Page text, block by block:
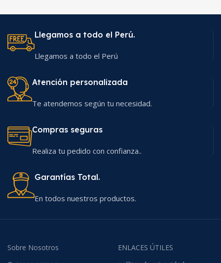
Llegamos a todo el Perú.
Llegamos a todo el Perú
Atención personalizada
Te atendemos según tu necesidad.
Compras seguras
Realiza tu pedido con confianza..
Garantías Total.
En todos nuestros productos.
Sobre Nosotros
ENLACES ÚTILES